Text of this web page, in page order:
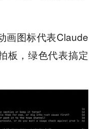
画图标代表Claude
板，绿色代表搞定